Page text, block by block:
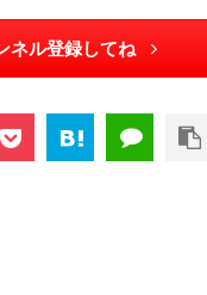
ネル登録してね